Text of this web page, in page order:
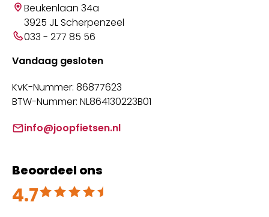
Beukenlaan 34a
3925 JL Scherpenzeel
033 - 277 85 56
Vandaag gesloten
KvK-Nummer: 86877623
BTW-Nummer: NL864130223B01
info@joopfietsen.nl
Beoordeel ons
4.7
Beoordeeld met 4.7 uit 5